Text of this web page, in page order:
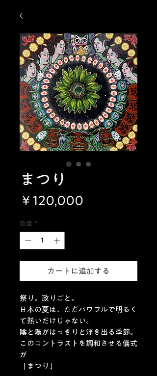
まつり
￥120,000
数量 *
カートに追加する
祭り。政りごと。
日本の夏は、ただパワフルで明るく
て熱いだけじゃない。
陰と陽がはっきりと浮き出る季節。
このコントラストを調和させる儀式
が
「まつり」